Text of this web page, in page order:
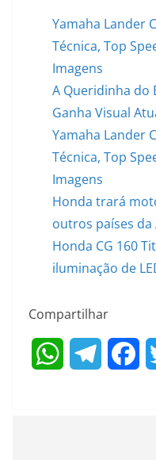
Yamaha Lander
Técnica, Top
Imagens
A Queridinha do
Ganha Visual
Yamaha Lander
Técnica, Top
Imagens
Honda trará
outros países da
Honda CG 160
iluminação de
Compartilhar
W